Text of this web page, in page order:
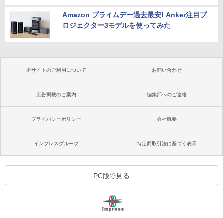
Amazon プライムデー過去最安! Anker注目プ
ロジェクター3モデルを使ってみた
本サイトのご利用について お問い合わせ
広告掲載のご案内 編集部へのご連絡
プライバシーポリシー 会社概要
インプレスグループ 特定商取引法に基づく表示
PC版で見る